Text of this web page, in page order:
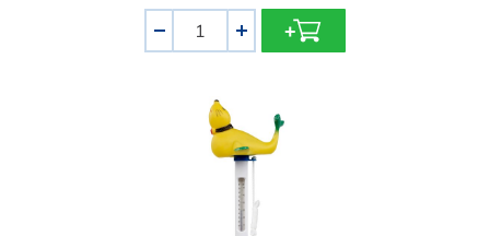
+
Thermometer Mega Pool zeeleeuw